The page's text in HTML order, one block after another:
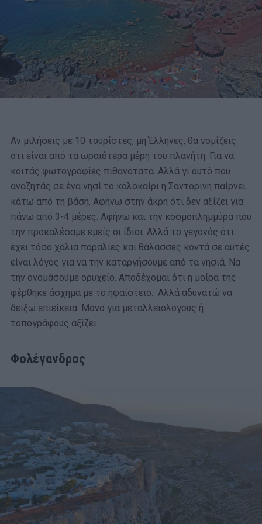
Αν μιλήσεις με 10 τουρίστες, μη Έλληνες, θα νομίζεις
ότι είναι από τα ωραιότερα μέρη του πλανήτη. Για να
κοιτάς φωτογραφίες πιθανότατα. Αλλά γι΄αυτό που
αναζητάς σε ένα νησί το καλοκαίρι η Σαντορίνη παίρνει
κάτω από τη βάση. Αφήνω στην άκρη ότι δεν αξίζει για
πάνω από 3-4 μέρες. Αφήνω και την κοσμοπλημμύρα που
την προκαλέσαμε εμείς οι ίδιοι. Αλλά το γεγονός ότι
έχει τόσο χάλια παραλίες και θάλασσες κοντά σε αυτές
είναι λόγος για να την καταργήσουμε από τα νησιά. Να
την ονομάσουμε ορυχείο. Αποδέχομαι ότι η μοίρα της
φέρθηκε άσχημα με το ηφαίστειο. Αλλά αδυνατώ να
δείξω επιείκεια. Μόνο για μεταλλειολόγους ή
τοπογράφους αξίζει.
Φολέγανδρος